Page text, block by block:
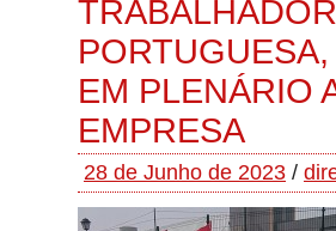
EM PLENÁRIO
EMPRESA
28 de Junho de 2023 /